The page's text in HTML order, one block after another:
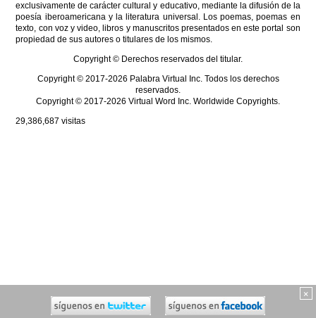
×
exclusivamente de carácter cultural y educativo, mediante la difusión de la
poesía iberoamericana y la literatura universal. Los poemas, poemas en
texto, con voz y video, libros y manuscritos presentados en este portal son
propiedad de sus autores o titulares de los mismos.
Copyright © Derechos reservados del titular.
Copyright © 2017-2026 Palabra Virtual Inc. Todos los derechos
reservados.
Copyright © 2017-2026 Virtual Word Inc. Worldwide Copyrights.
29,386,687 visitas